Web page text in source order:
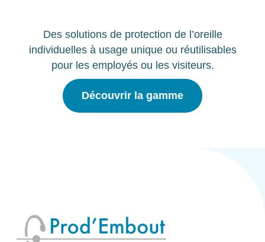
Des solutions de protection de l’oreille
individuelles à usage unique ou réutilisables
pour les employés ou les visiteurs.
Découvrir la gamme